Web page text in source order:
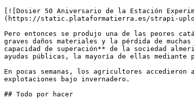
[![Dosier 50 Aniversario de la Estación
(https://static.plataformatierra.es/strapi-
Pero entonces se produjo una de las peores
graves daños materiales y la pérdida de
capacidad de superación** de la sociedad
ayudas públicas, la mayoría de ellas mediante
En pocas semanas, los agricultores
explotaciones bajo invernadero.
## Todo por hacer